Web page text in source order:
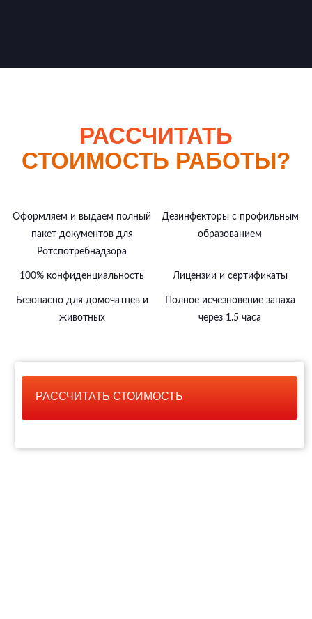
РАССЧИТАТЬ
СТОИМОСТЬ РАБОТЫ?
Оформляем и выдаем полный
пакет документов для
Ротспотребнадзора
Дезинфекторы с профильным
образованием
100% конфиденциальность Лицензии и сертификаты
Безопасно для домочатцев и
животных
Полное исчезновение запаха
через 1.5 часа
РАССЧИТАТЬ СТОИМОСТЬ